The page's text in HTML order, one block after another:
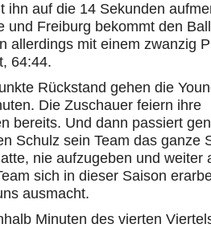
ihn auf die 14 Sekunden
und Freiburg bekommt den
allerdings mit einem zwanzig
64:44.
Rückstand gehen die
Die Zuschauer feiern ihre
bereits. Und dann passiert
Schulz sein Team das ganze
nie aufzugeben und weiter
sich in dieser Saison
ausmacht.
Minuten des vierten